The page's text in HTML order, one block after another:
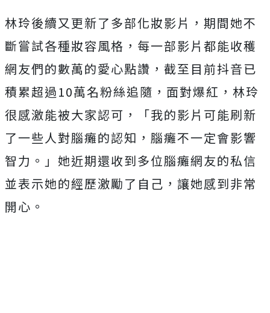
林玲後續又更新了多部化妝影片，期間她不
斷嘗試各種妝容風格，每一部影片都能收穫
網友們的數萬的愛心點讚，截至目前抖音已
積累超過10萬名粉絲追隨，面對爆紅，林玲
很感激能被大家認可，「我的影片可能刷新
了一些人對腦癱的認知，腦癱不一定會影響
智力。」她近期還收到多位腦癱網友的私信
並表示她的經歷激勵了自己，讓她感到非常
開心。